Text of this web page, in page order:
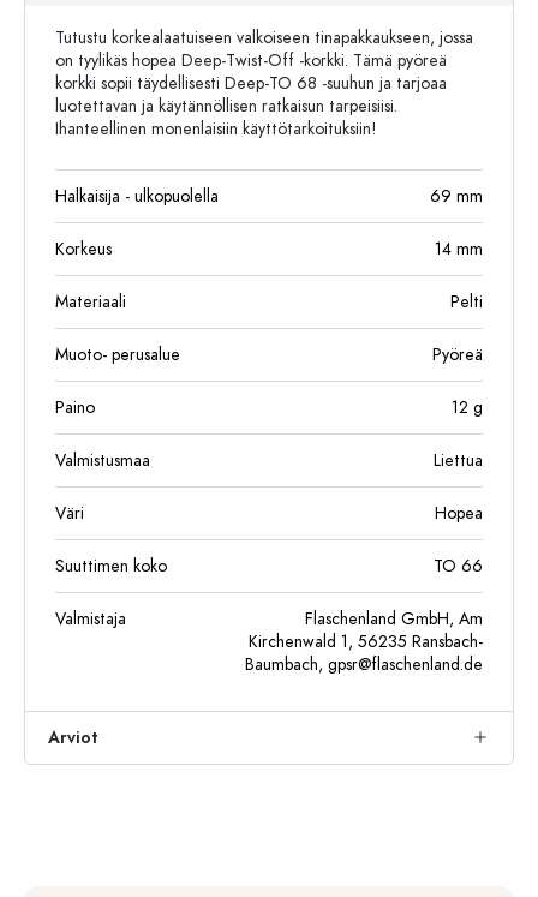
Tutustu korkealaatuiseen valkoiseen tinapakkaukseen, jossa
on tyylikäs hopea Deep-Twist-Off -korkki. Tämä pyöreä
korkki sopii täydellisesti Deep-TO 68 -suuhun ja tarjoaa
luotettavan ja käytännöllisen ratkaisun tarpeisiisi.
Ihanteellinen monenlaisiin käyttötarkoituksiin!
Halkaisija - ulkopuolella 69 mm
Korkeus 14 mm
Materiaali Pelti
Muoto- perusalue Pyöreä
Paino 12 g
Valmistusmaa Liettua
Väri Hopea
Suuttimen koko TO 66
Valmistaja
Flaschenland GmbH, Am
Kirchenwald 1, 56235 Ransbach-
Baumbach, gpsr@flaschenland.de
Arviot